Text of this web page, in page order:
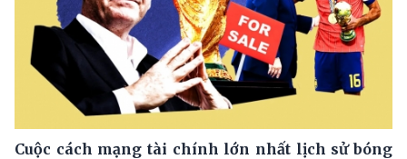
Cuộc cách mạng tài chính lớn nhất lịch sử bóng